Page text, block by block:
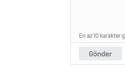
Gönder
En az 10 karakter